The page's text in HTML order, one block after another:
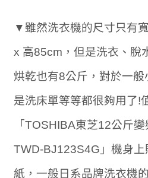
▼雖然洗衣機的尺寸只有
x 高85cm，但是洗衣、脫
烘乾也有8公斤，對於一
是洗床單等等都很夠用了!
「TOSHIBA東芝12公斤
TWD-BJ123S4G」機身
紙，一般日系品牌洗衣機